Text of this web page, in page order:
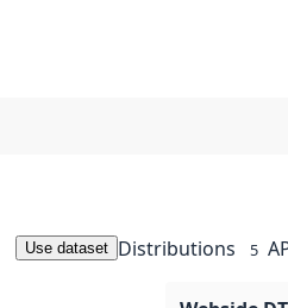
Use dataset Distributions 5